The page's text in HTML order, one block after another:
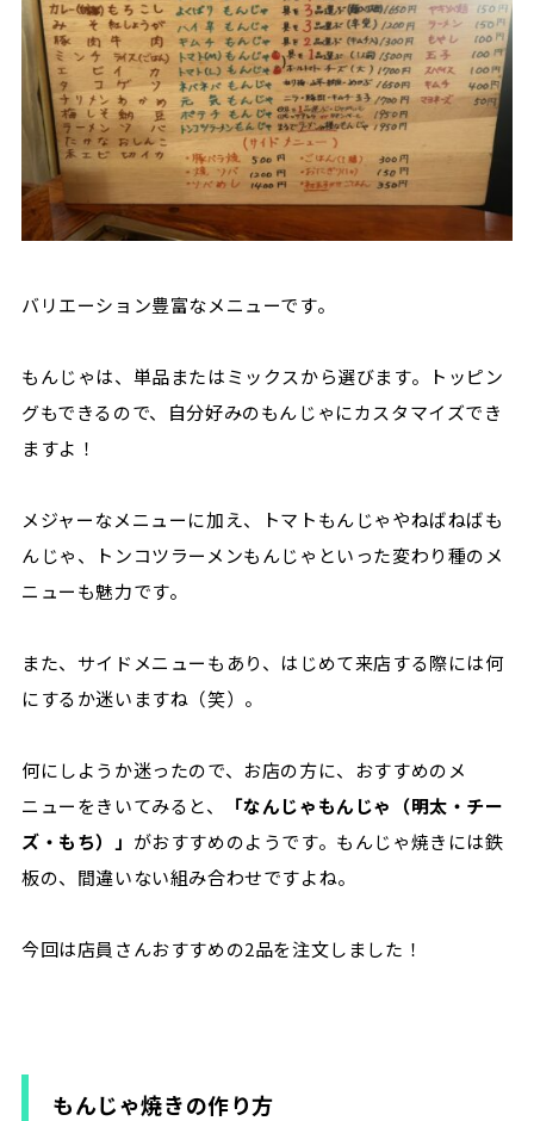
バリエーション豊富なメニューです。
もんじゃは、単品またはミックスから選びます。トッピン
グもできるので、自分好みのもんじゃにカスタマイズでき
ますよ！
メジャーなメニューに加え、トマトもんじゃやねばねばも
んじゃ、トンコツラーメンもんじゃといった変わり種のメ
ニューも魅力です。
また、サイドメニューもあり、はじめて来店する際には何
にするか迷いますね（笑）。
何にしようか迷ったので、お店の方に、おすすめのメ
ニューをきいてみると、
「なんじゃもんじゃ（明太・チー
ズ・もち）」 がおすすめのようです。もんじゃ焼きには鉄
板の、間違いない組み合わせですよね。
今回は店員さんおすすめの2品を注文しました！
もんじゃ焼きの作り方